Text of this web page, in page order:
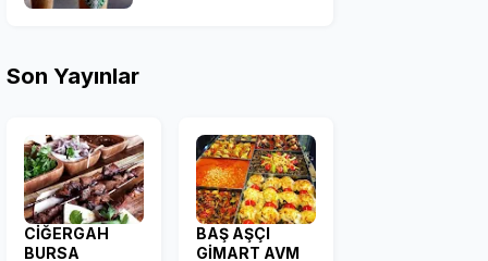
Son Yayınlar
CİĞERGAH
BURSA
BAŞ AŞÇI
GİMART AVM